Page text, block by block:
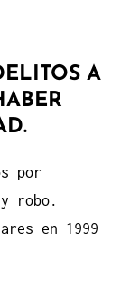
A
por
robo.
en 1999